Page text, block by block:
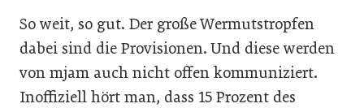
So weit, so gut. Der große Wermutstropfen
dabei sind die Provisionen. Und diese werden
von mjam auch nicht offen kommuniziert.
Inoffiziell hört man, dass 15 Prozent des